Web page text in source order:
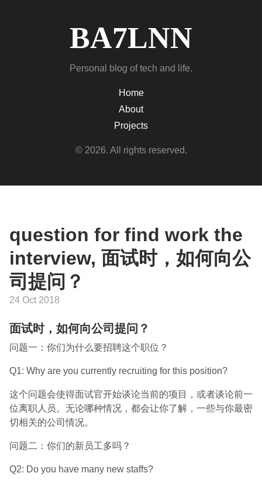
BA7LNN
Personal blog of tech and life.
Home
About
Projects
© 2026. All rights reserved.
question for find work the
interview, 面试时，如何向公
司提问？
24 Oct 2018
面试时，如何向公司提问？
问题一：你们为什么要招聘这个职位？
Q1: Why are you currently recruiting for this position?
这个问题会使得面试官开始谈论当前的项目，或者谈论前一
位离职人员。无论哪种情况，都会让你了解，一些与你最密
切相关的公司情况。
问题二：你们的新员工多吗？
Q2: Do you have many new staffs?